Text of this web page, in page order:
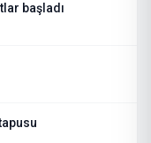
başladı